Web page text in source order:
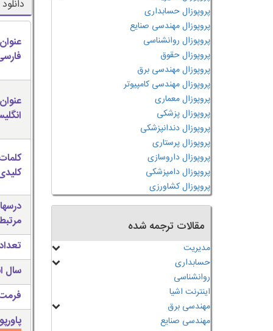
عنوان
عنوان
سال
پروپوزال حسابداری
پروپوزال مهندسی صنایع
پروپوزال روانشناسی
پروپوزال حقوق
پروپوزال مهندسی برق
پروپوزال مهندسی کامپیوتر
پروپوزال معماری
پروپوزال پزشکی
پروپوزال دندانپزشکی
پروپوزال پرستاری
پروپوزال داروسازی
پروپوزال دامپزشکی
پروپوزال کشاورزی
مقالات ترجمه شده
مدیریت
حسابداری
روانشناسی
اینترنت اشیا
مهندسی برق
مهندسی صنایع